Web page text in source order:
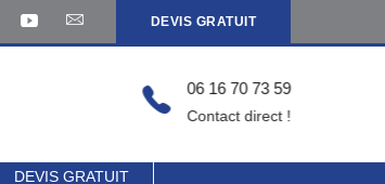
DEVIS GRATUIT
06 16 70 73 59
Contact direct !
DEVIS GRATUIT